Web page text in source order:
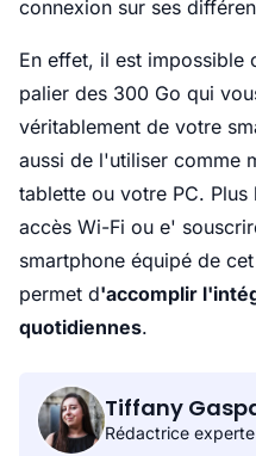
connexion sur ses
En effet, il est impossible
palier des 300 Go qui
véritablement de votre
aussi de l'utiliser comme
tablette ou votre PC.
accès Wi-Fi ou e'
smartphone équipé de
permet d'accomplir
quotidiennes.
Tiffany
Rédactrice